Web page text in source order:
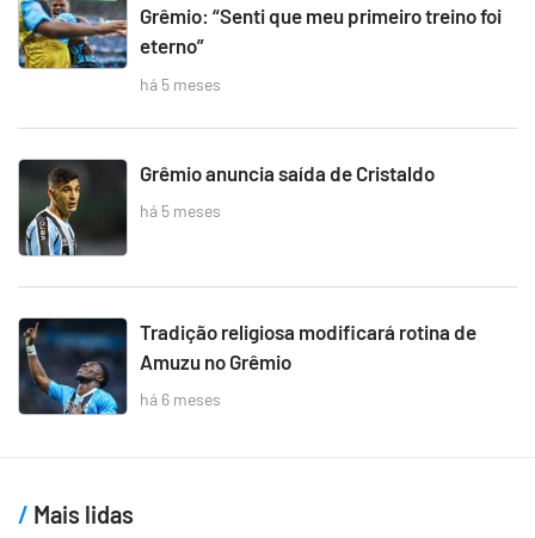
Grêmio: “Senti que meu primeiro treino foi
eterno”
há 5 meses
Grêmio anuncia saída de Cristaldo
há 5 meses
Tradição religiosa modificará rotina de
Amuzu no Grêmio
há 6 meses
Mais lidas